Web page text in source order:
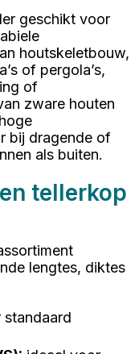
geschikt voor
houtskeletbouw,
of pergola’s,
of
zware houten
bij dragende of
als buiten.
tellerkop
lengtes, diktes
standaard